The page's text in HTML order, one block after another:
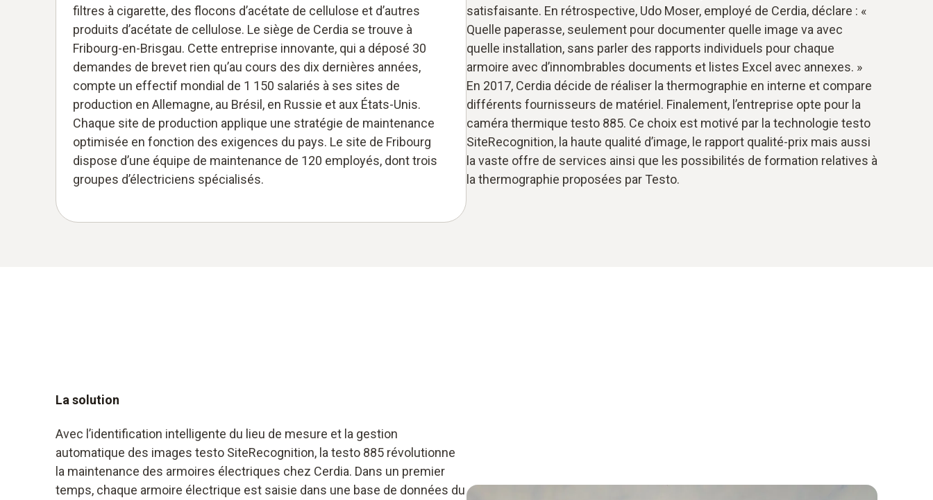
satisfaisante. En rétrospective, Udo Moser, employé de Cerdia, déclare : «
Quelle paperasse, seulement pour documenter quelle image va avec
quelle installation, sans parler des rapports individuels pour chaque
armoire avec d’innombrables documents et listes Excel avec annexes. »
En 2017, Cerdia décide de réaliser la thermographie en interne et compare
différents fournisseurs de matériel. Finalement, l’entreprise opte pour la
caméra thermique testo 885. Ce choix est motivé par la technologie testo
SiteRecognition, la haute qualité d’image, le rapport qualité-prix mais aussi
la vaste offre de services ainsi que les possibilités de formation relatives à
la thermographie proposées par Testo.
filtres à cigarette, des flocons d’acétate de cellulose et d’autres
produits d’acétate de cellulose. Le siège de Cerdia se trouve à
Fribourg-en-Brisgau. Cette entreprise innovante, qui a déposé 30
demandes de brevet rien qu’au cours des dix dernières années,
compte un effectif mondial de 1 150 salariés à ses sites de
production en Allemagne, au Brésil, en Russie et aux États-Unis.
Chaque site de production applique une stratégie de maintenance
optimisée en fonction des exigences du pays. Le site de Fribourg
dispose d’une équipe de maintenance de 120 employés, dont trois
groupes d’électriciens spécialisés.
La solution
Avec l’identification intelligente du lieu de mesure et la gestion
automatique des images testo SiteRecognition, la testo 885 révolutionne
la maintenance des armoires électriques chez Cerdia. Dans un premier
temps, chaque armoire électrique est saisie dans une base de données du